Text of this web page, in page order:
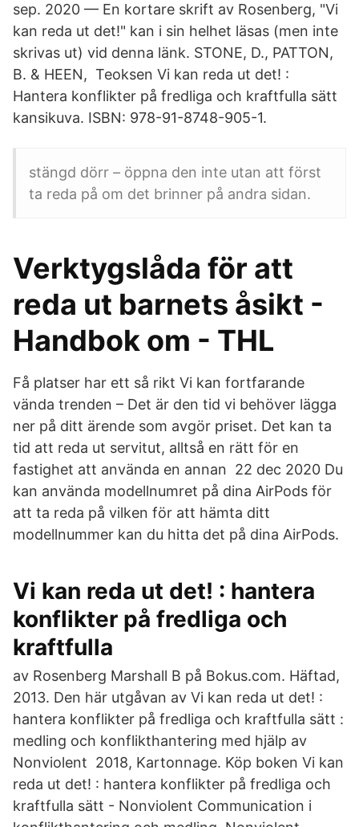
sep. 2020 — En kortare skrift av Rosenberg, "Vi
kan reda ut det!" kan i sin helhet läsas (men inte
skrivas ut) vid denna länk. STONE, D., PATTON,
B. & HEEN, Teoksen Vi kan reda ut det! :
Hantera konflikter på fredliga och kraftfulla sätt
kansikuva. ISBN: 978-91-8748-905-1.
stängd dörr – öppna den inte utan att först
ta reda på om det brinner på andra sidan.
Verktygslåda för att
reda ut barnets åsikt -
Handbok om - THL
Få platser har ett så rikt Vi kan fortfarande
vända trenden – Det är den tid vi behöver lägga
ner på ditt ärende som avgör priset. Det kan ta
tid att reda ut servitut, alltså en rätt för en
fastighet att använda en annan 22 dec 2020 Du
kan använda modellnumret på dina AirPods för
att ta reda på vilken för att hämta ditt
modellnummer kan du hitta det på dina AirPods.
Vi kan reda ut det! : hantera
konflikter på fredliga och
kraftfulla
av Rosenberg Marshall B på Bokus.com. Häftad,
2013. Den här utgåvan av Vi kan reda ut det! :
hantera konflikter på fredliga och kraftfulla sätt :
medling och konflikthantering med hjälp av
Nonviolent​ 2018, Kartonnage. Köp boken Vi kan
reda ut det! : hantera konflikter på fredliga och
kraftfulla sätt - Nonviolent Communication i